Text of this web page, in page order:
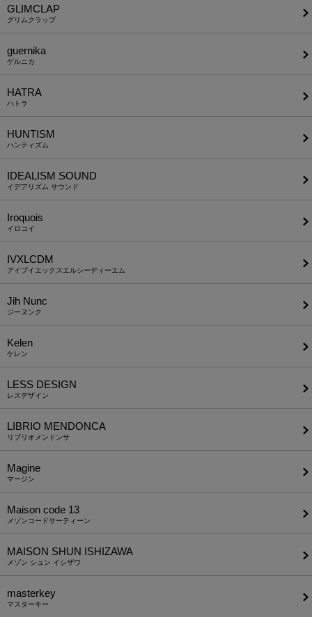
GLIMCLAP
グリムクラップ
guernika
ゲルニカ
HATRA
ハトラ
HUNTISM
ハンティズム
IDEALISM SOUND
イデアリズム サウンド
Iroquois
イロコイ
IVXLCDM
アイブイエックスエルシーディーエム
Jih Nunc
ジーヌンク
Kelen
ケレン
LESS DESIGN
レスデザイン
LIBRIO MENDONCA
リブリオメンドンサ
Magine
マージン
Maison code 13
メゾンコードサーティーン
MAISON SHUN ISHIZAWA
メゾン シュン イシザワ
masterkey
マスターキー